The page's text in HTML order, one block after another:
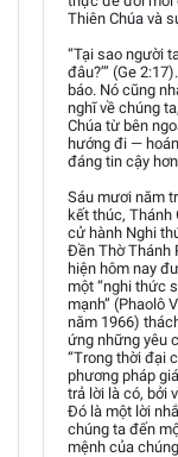
Thiên Chúa và
“Tại sao người
đâu?’” (Ge
báo. Nó cũng
nghĩ về chúng
Chúa từ bên
hướng đi —
đáng tin cậy
Sáu mươi năm
kết thúc, Thánh
cử hành Nghi
Đền Thờ Thánh
hiện hôm nay
một “nghi thức
mạnh” (Phaolô
năm 1966)
ứng những yêu
“Trong thời đại
phương pháp
trả lời là có, bởi
Đó là một lời
chúng ta đến
mệnh của chúng